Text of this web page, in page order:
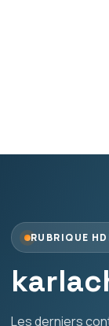
RUBRIQUE
Les derniers